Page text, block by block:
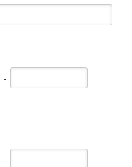
-
-